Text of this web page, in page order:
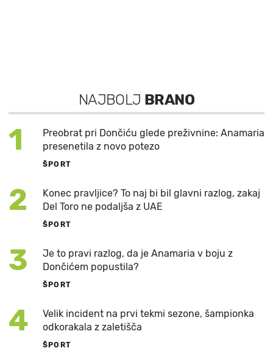
NAJBOLJ BRANO
1
Preobrat pri Dončiću glede preživnine: Anamaria
presenetila z novo potezo
ŠPORT
2
Konec pravljice? To naj bi bil glavni razlog, zakaj
Del Toro ne podaljša z UAE
ŠPORT
3
Je to pravi razlog, da je Anamaria v boju z
Dončićem popustila?
ŠPORT
4
Velik incident na prvi tekmi sezone, šampionka
odkorakala z zaletišča
ŠPORT